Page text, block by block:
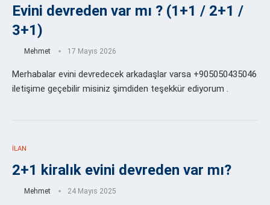
Evini devreden var mı ? (1+1 / 2+1 /
3+1)
Mehmet 17 Mayıs 2026
Merhabalar evini devredecek arkadaşlar varsa +905050435046
iletişime geçebilir misiniz şimdiden teşekkür ediyorum .
İLAN
2+1 kiralık evini devreden var mı?
Mehmet 24 Mayıs 2025